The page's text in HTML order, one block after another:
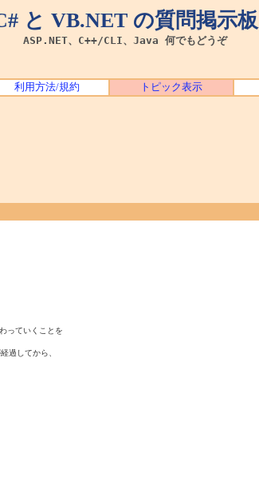
と VB.NET の質問掲示板
ASP.NET、C++/CLI、Java 何でもどうぞ
利用方法/規約 トピック表示
っていくことを
過してから、